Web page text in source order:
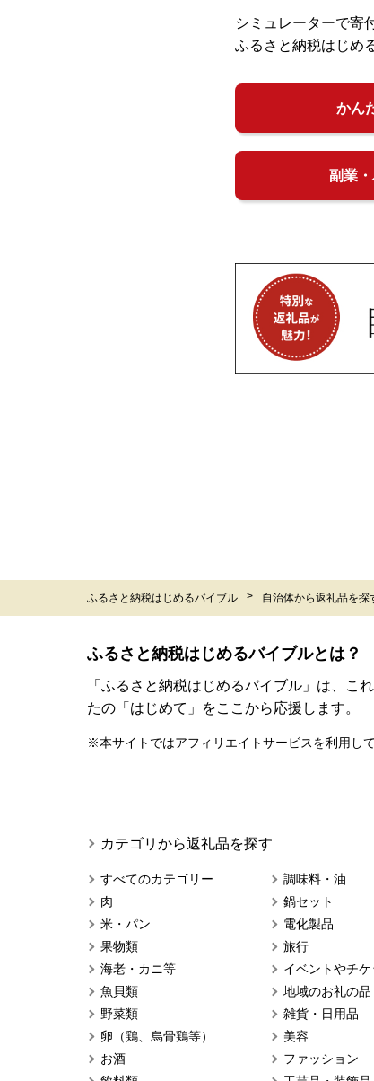
シミュレーターで寄
ふるさと納税はじめ
かん
副業
ふるさと納税はじめるバイブル 自治体から返礼品を探
ふるさと納税はじめるバイブルとは？
「ふるさと納税はじめるバイブル」は、こ
たの「はじめて」をここから応援します。
※本サイトではアフィリエイトサービスを利用して
カテゴリから返礼品を探す
すべてのカテゴリー
肉
米・パン
果物類
海老・カニ等
魚貝類
野菜類
卵（鶏、烏骨鶏等）
お酒
調味料・油
鍋セット
電化製品
旅行
イベントやチ
地域のお礼の品
雑貨・日用品
美容
ファッション